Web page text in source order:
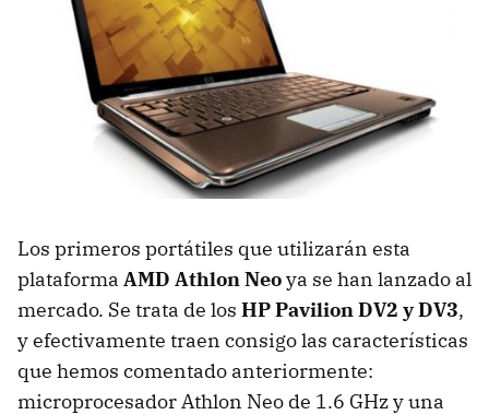
Los primeros portátiles que utilizarán esta
plataforma AMD Athlon Neoya se han lanzado al
mercado. Se trata de los HP Pavilion DV2 y DV3,
y efectivamente traen consigo las características
que hemos comentado anteriormente:
microprocesador Athlon Neo de 1.6 GHz y una